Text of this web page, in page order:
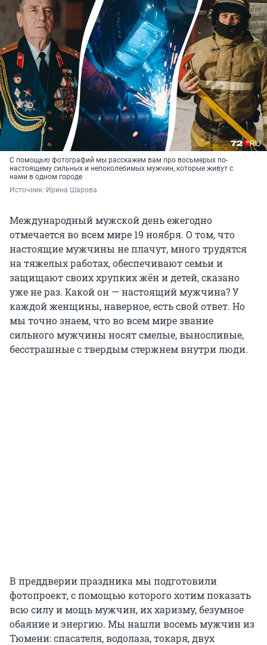
С помощью фотографий мы расскажем вам про восьмерых по-
настоящему сильных и непоколебимых мужчин, которые живут с
нами в одном городе
Источник: Ирина Шарова
Международный мужской день ежегодно
отмечается во всем мире 19 ноября. О том, что
настоящие мужчины не плачут, много трудятся
на тяжелых работах, обеспечивают семьи и
защищают своих хрупких жён и детей, сказано
уже не раз. Какой он — настоящий мужчина? У
каждой женщины, наверное, есть свой ответ. Но
мы точно знаем, что во всем мире звание
сильного мужчины носят смелые, выносливые,
бесстрашные с твердым стержнем внутри люди.
В преддверии праздника мы подготовили
фотопроект, с помощью которого хотим показать
всю силу и мощь мужчин, их харизму, безумное
обаяние и энергию. Мы нашли восемь мужчин из
Тюмени: спасателя, водолаза, токаря, двух